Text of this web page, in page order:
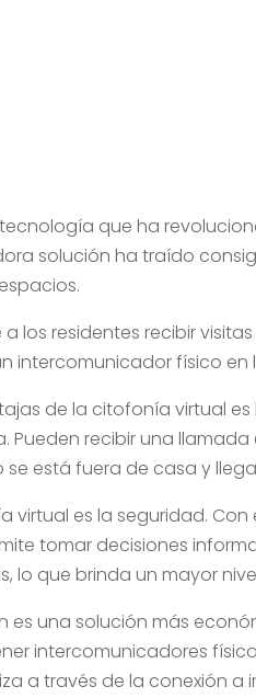
que ha
solución ha traído
los residentes recibir
intercomunicador físico
de la citofonía virtual
Pueden recibir una
está fuera de casa y
virtual es la seguridad.
tomar decisiones
lo que brinda un mayor
es una solución más
intercomunicadores
a través de la conexión a